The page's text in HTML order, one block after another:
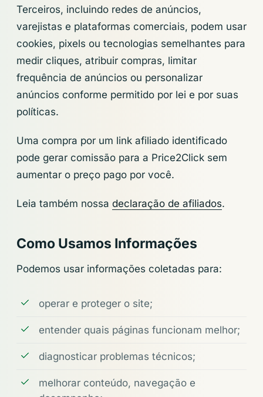
Terceiros, incluindo redes de anúncios,
varejistas e plataformas comerciais, podem usar
cookies, pixels ou tecnologias semelhantes para
medir cliques, atribuir compras, limitar
frequência de anúncios ou personalizar
anúncios conforme permitido por lei e por suas
políticas.
Uma compra por um link afiliado identificado
pode gerar comissão para a Price2Click sem
aumentar o preço pago por você.
Leia também nossa declaração de afiliados.
Como Usamos Informações
Podemos usar informações coletadas para:
operar e proteger o site;
entender quais páginas funcionam melhor;
diagnosticar problemas técnicos;
melhorar conteúdo, navegação e